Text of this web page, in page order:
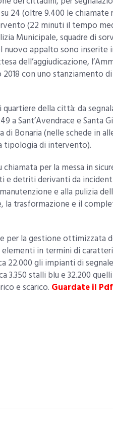
24 (oltre 9.400 le chiamate
(22 minuti il tempo
Municipale, squadre di
nuovo appalto sono inserite
dell’aggiudicazione,
2018 con uno stanziamento
della città: da
a Sant’Avendrace e Santa
di Bonaria (nelle schede in
tipologia di intervento).
per la messa in
e detriti derivanti da
e alla pulizia
la trasformazione e il
per la gestione ottimizzata
in termini di
22.000 gli impianti di
stalli blu e 32.200 quelli
e scarico. Guardate il